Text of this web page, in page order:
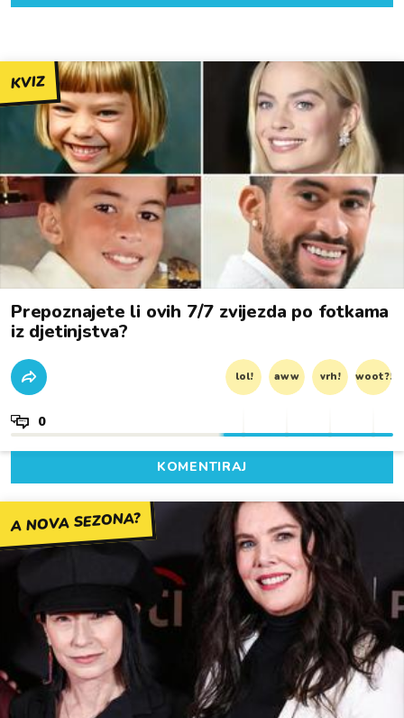
KVIZ
Prepoznajete li ovih 7/7 zvijezda po fotkama
iz djetinjstva?
lol! aww vrh! woot?!
0
KOMENTIRAJ
A NOVA SEZONA?